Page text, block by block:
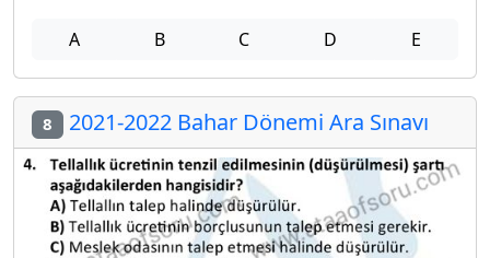
A B C D E
8 2021-2022 Bahar Dönemi Ara Sınavı